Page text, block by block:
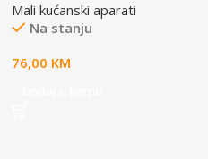
Vac+Seal, Seal, Compact
size, Max Pocket Width 30
Mali kućanski aparati
Na stanju
76,00 KM